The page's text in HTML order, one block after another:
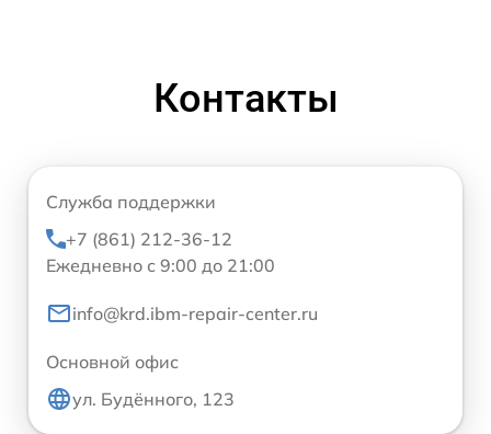
Контакты
Служба поддержки
+7 (861) 212-36-12
Ежедневно с 9:00 до 21:00
info@krd.ibm-repair-center.ru
Основной офис
ул. Будённого, 123